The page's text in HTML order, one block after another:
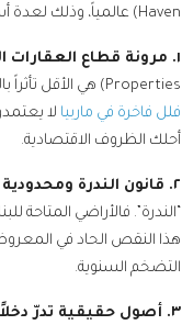
Haven) عالمياً، وذلك لعدة أسباب استراتيجية:
١. مرونة قطاع العقارات الفاخرة (Premium Asset Resilience)
Properties) هي الأقل تأثراً بالأزمات مقارنة بالعقارات العادية أو أسواق الأسهم المتقلبة. فالأفراد ذوو الملاءة المالية المرتفعة الذين يستهدفون
فلل فاخرة في ماربيا لا
أحلك الظروف الاقتصادية.
٢. قانون الندرة ومحدودية المعروض (The Law of Scarcity)
هذا النقص الحاد في
التضخم السنوية.
٣. أصول حقيقية تدرّ دخلاً متنامياً